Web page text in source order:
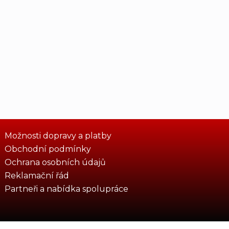
Možnosti dopravy a platby
Obchodní podmínky
Ochrana osobních údajů
Reklamační řád
Partneři a nabídka spolupráce